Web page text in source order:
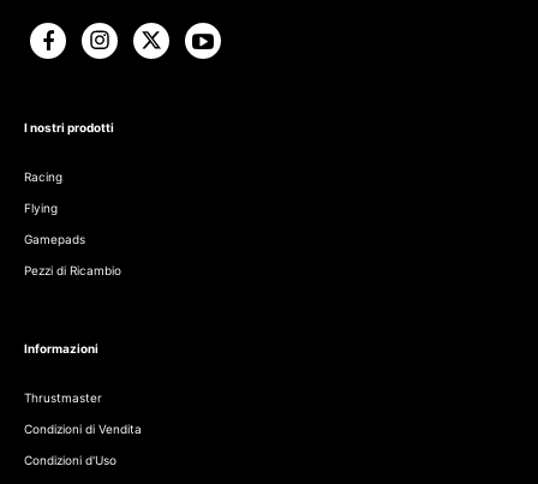
I nostri prodotti
Racing
Flying
Gamepads
Pezzi di Ricambio
Informazioni
Thrustmaster
Condizioni di Vendita
Condizioni d'Uso